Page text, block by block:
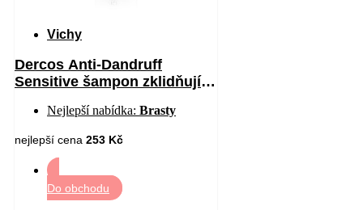
Vichy
Dercos Anti-Dandruff
Sensitive šampon zklidňující
lupům 200 ml
Nejlepší nabídka: Brasty
nejlepší cena 253 Kč
Do obchodu